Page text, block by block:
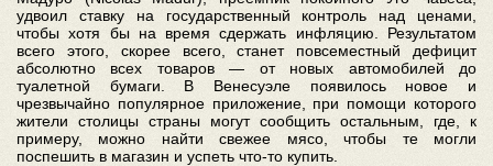
удвоил ставку на государственный контроль над ценами,
чтобы хотя бы на время сдержать инфляцию. Результатом
всего этого, скорее всего, станет повсеместный дефицит
абсолютно всех товаров — от новых автомобилей до
туалетной бумаги. В Венесуэле появилось новое и
чрезвычайно популярное приложение, при помощи которого
жители столицы страны могут сообщить остальным, где, к
примеру, можно найти свежее мясо, чтобы те могли
поспешить в магазин и успеть что-то купить.